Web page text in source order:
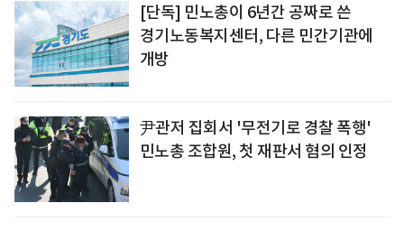
[단독] 민노총이 6년간 공짜로 쓴
경기노동복지센터, 다른 민간기관에
개방
尹관저 집회서 '무전기로 경찰 폭행'
민노총 조합원, 첫 재판서 혐의 인정